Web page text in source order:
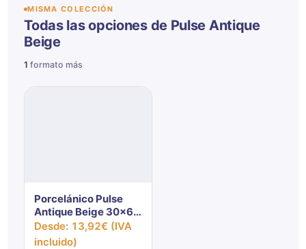
MISMA COLECCIÓN
Todas las opciones de Pulse Antique
Beige
1 formato más
Porcelánico Pulse
Antique Beige 30x60
cm MT Inout
Desde: 13,92€ (IVA
incluido)